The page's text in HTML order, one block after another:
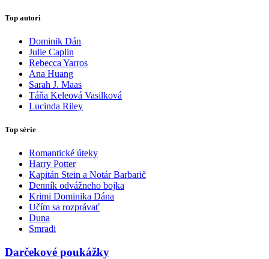
Top autori
Dominik Dán
Julie Caplin
Rebecca Yarros
Ana Huang
Sarah J. Maas
Táňa Keleová Vasilková
Lucinda Riley
Top série
Romantické úteky
Harry Potter
Kapitán Stein a Notár Barbarič
Denník odvážneho bojka
Krimi Dominika Dána
Učím sa rozprávať
Duna
Smradi
Darčekové poukážky